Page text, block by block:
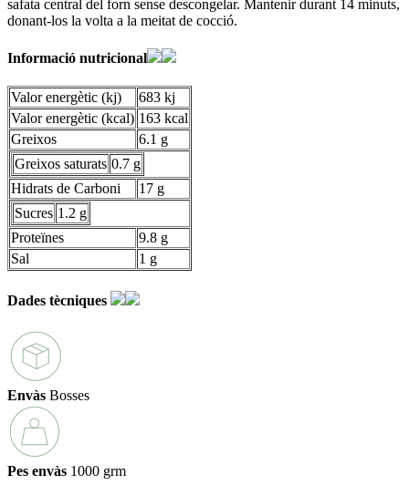
safata central del forn sense descongelar. Mantenir durant 14 minuts,
donant-los la volta a la meitat de cocció.
Informació nutricional
Valor energètic (kj)
683 kj
Valor energètic (kcal) 163 kcal
Greixos
6.1 g
Greixos saturats 0.7 g
Hidrats de Carboni
17 g
Sucres 1.2 g
Proteïnes
9.8 g
Sal
1 g
Dades tècniques
Envàs Bosses
Pes envàs 1000 grm